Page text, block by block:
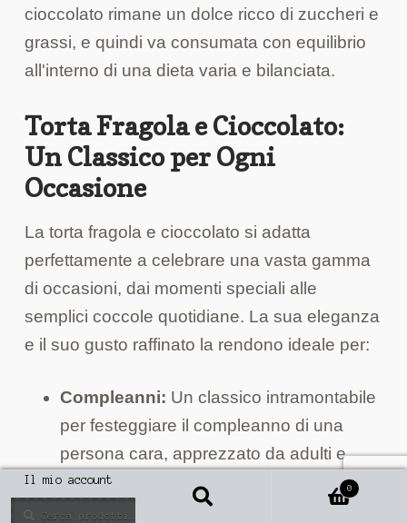
cioccolato rimane un dolce ricco di zuccheri e
grassi, e quindi va consumata con equilibrio
all'interno di una dieta varia e bilanciata.
Torta Fragola e Cioccolato:
Un Classico per Ogni
Occasione
La torta fragola e cioccolato si adatta
perfettamente a celebrare una vasta gamma
di occasioni, dai momenti speciali alle
semplici coccole quotidiane. La sua eleganza
e il suo gusto raffinato la rendono ideale per:
Compleanni: Un classico intramontabile
per festeggiare il compleanno di una
persona cara, apprezzato da adulti e
bambini.
Anniversari:
Una torta romantica e
Il mio account
0